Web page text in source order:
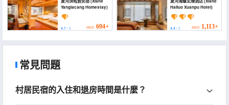
Yanglacang Homestay)
4.7 / 5 HKD 694+
Hailuo Xuanpu Hotel)
4.4/ 5 HKD 1,113+
常見問題
村居民宿的入住和退房時間是什麼？